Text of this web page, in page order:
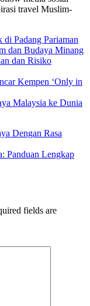
travel Muslim-
Padang Pariaman
dan Budaya Minang
dan Risiko
Kempen ‘Only in
Malaysia ke Dunia
Dengan Rasa
Panduan Lengkap
fields are